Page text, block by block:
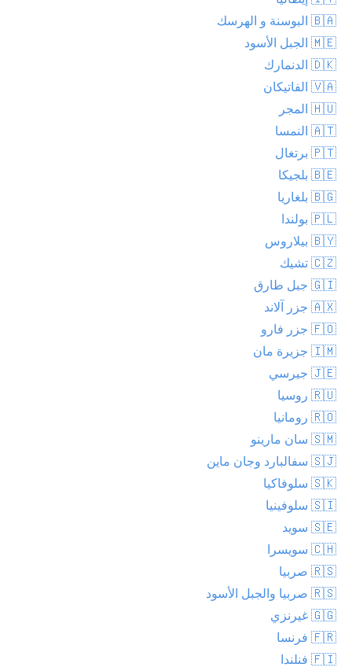
🇧🇦 البوسنة و الهرسك
🇲🇪 الجبل الأسود
🇩🇰 الدنمارك
🇻🇦 الفاتيكان
🇭🇺 المجر
🇦🇹 النمسا
🇵🇹 برتغال
🇧🇪 بلجيكا
🇧🇬 بلغاريا
🇵🇱 بولندا
🇧🇾 بيلاروس
🇨🇿 تشيك
🇬🇮 جبل طارق
🇦🇽 جزر آلاند
🇫🇴 جزر فارو
🇮🇲 جزيرة مان
🇯🇪 جيرسي
🇷🇺 روسيا
🇷🇴 رومانيا
🇸🇲 سان مارينو
🇸🇯 سفالبارد وجان ماين
🇸🇰 سلوفاكيا
🇸🇮 سلوفينيا
🇸🇪 سويد
🇨🇭 سويسرا
🇷🇸 صربيا
🇷🇸 صربيا والجبل الأسود
🇬🇬 غيرنزي
🇫🇷 فرنسا
🇫🇮 فنلندا